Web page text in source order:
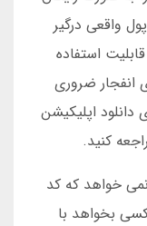
واقعی درگیر
استفاده
انفجار ضروری
دانلود اپلیکیشن
کنید.
خواهد که کد
کسی بخواهد با